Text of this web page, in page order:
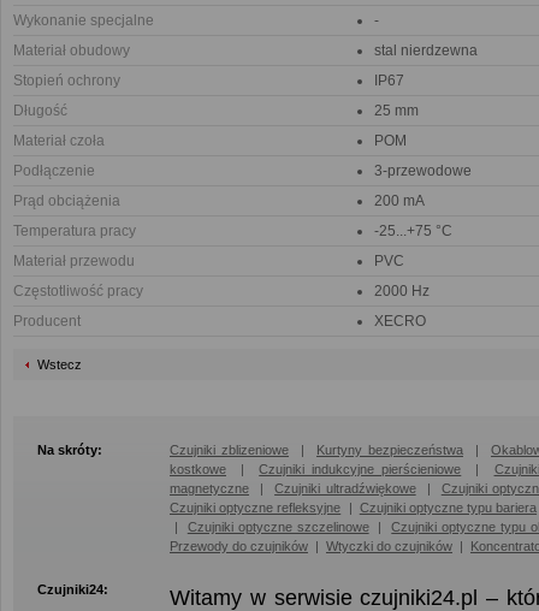
Wykonanie specjalne
-
Materiał obudowy
stal nierdzewna
Stopień ochrony
IP67
Długość
25 mm
Materiał czoła
POM
Podłączenie
3-przewodowe
Prąd obciążenia
200 mA
Temperatura pracy
-25...+75 °C
Materiał przewodu
PVC
Częstotliwość pracy
2000 Hz
Producent
XECRO
Wstecz
Na skróty: Czujniki zblizeniowe | Kurtyny bezpieczeństwa |
kostkowe |Czujniki indukcyjne pierścieniowe |
magnetyczne |Czujniki ultradźwiękowe| Czujniki
Czujniki optyczne refleksyjne | Czujniki optyczne typu bariera
| Czujniki optyczne szczelinowe|Czujniki optyczne typu
Przewody do czujników | Wtyczki do czujników |
Czujniki24:
Witamy w serwisie czujniki24.pl –